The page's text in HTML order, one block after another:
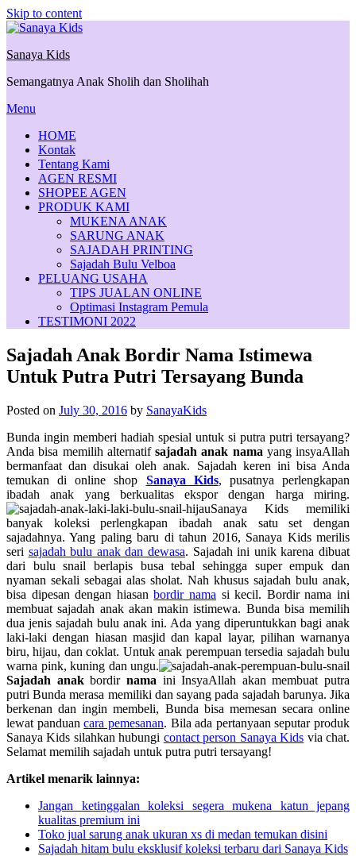
Skip to content
Sanaya Kids
Semangatnya Anak Sholih dan Sholihah
Menu
HOME
Kontak
Tentang Kami
AGEN RESMI
SHOPEE AGEN
PRODUK KAMI
MUKENA ANAK
SARUNG ANAK
SAJADAH PRINTING
Sajadah Bulu Velboa
PELUANG USAHA
TIPS JUALAN ONLINE
Optimasi Instagram Pemula
TESTIMONI 2022
Sajadah Anak Bordir Nama Istimewa
Untuk Putra Putri Tersayang Bunda
Posted on July 30, 2016 by SanayaKids
Bunda ingin memberi hadiah spesial untuk si putra putri tersayang?
Anda bisa memilih alternatif sajadah anak nama yang insyaAllah
bermanfaat dan disukai oleh anak. Sajadah keren ini bisa Anda
temukan di online shop Sanaya Kids, pusatnya perlengkapan
ibadah anak yang berkualitas ekspor dengan harga miring.
Sanaya Kids memiliki
banyak koleksi perlengkapan ibadah anak satu set dengan
sajadahnya. Yang paling baru di tahun 2016, Sanaya Kids merilis
seri sajadah bulu anak dan dewasa. Sajadah ini unik karena dibuat
dari bulu snail berlapis busa tebal sehingga super empuk dan
nyaman sekali sebagai alas sholat. Nah khusus sajadah bulu anak,
bisa dipesan dengan hiasanbordir nama si kecil. Bordir nama ini
membuat sajadah anak akan makin istimewa. Bunda bisa memilih
dua jenis sajadah bulu anak ini. Ada yang diperuntukkan bagi anak
laki-laki dengan hiasan masjid dan kapal layar, pilihan warnanya
biru, hijau, dan coklat. Untuk anak perempuan tersedia sajadah bulu
warna pink, kuning dan ungu.
Sajadah anakbordir nama ini InsyaAllah akan membuat putra
putri Bunda merasa memiliki dan sayang pada sajadah barunya. Jika
berkenan dan ingin membeli, Bunda bisa memesan secara online
lewat panduancara pemesanan. Bila ada pertanyaan seputar produk
Sanaya Kids silahkan hubungi contact person Sanaya Kids via chat.
Selamat memilih sajadah untuk putra putri tersayang!
Artikel menarik lainnya:
Jangan ketinggalan koleksi segera mukena katun jepang
kualitas premium ini
Toko jual sarung anak ukuran xs di medan temukan disini
Sajadah hitam bulu eksklusif koleksi terbaru dari Sanaya Kids